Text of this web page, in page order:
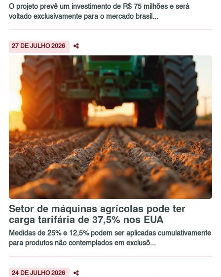
O projeto prevê um investimento de R$ 75 milhões e será
voltado exclusivamente para o mercado brasil...
27 DE JULHO 2026
Setor de máquinas agrícolas pode ter
carga tarifária de 37,5% nos EUA
Medidas de 25% e 12,5% podem ser aplicadas cumulativamente
para produtos não contemplados em exclusõ...
24 DE JULHO 2026